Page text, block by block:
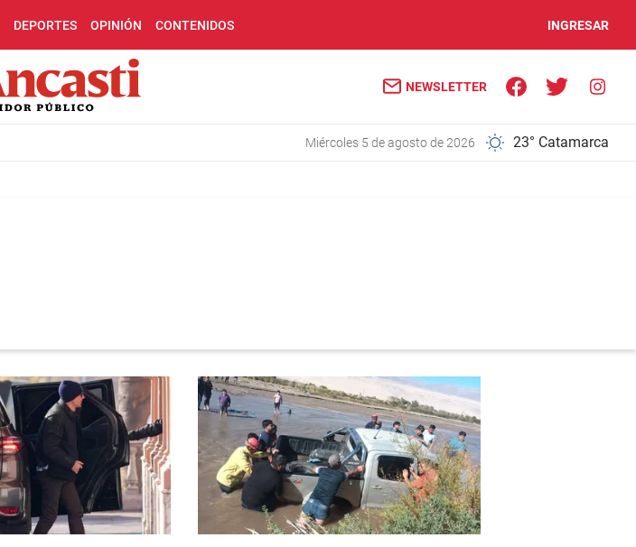
DEPORTES OPINIÓN CONTENIDOS INGRESAR
NEWSLETTER
miércoles 5 de agosto de 2026 23° Catamarca